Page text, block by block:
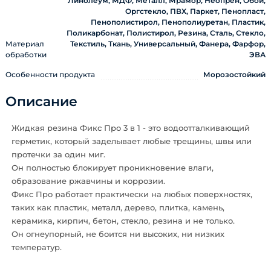
Материал
обработки
Оргстекло, ПВХ, Паркет, Пенопласт,
Пенополистирол, Пенополиуретан, Пластик,
Поликарбонат, Полистирол, Резина, Сталь, Стекло,
Текстиль, Ткань, Универсальный, Фанера, Фарфор,
ЭВА
Особенности продукта Морозостойкий
Описание
Жидкая резина Фикс Про 3 в 1 - это водоотталкивающий
герметик, который заделывает любые трещины, швы или
протечки за один миг.
Он полностью блокирует проникновение влаги,
образование ржавчины и коррозии.
Фикс Про работает практически на любых поверхностях,
таких как пластик, металл, дерево, плитка, камень,
керамика, кирпич, бетон, стекло, резина и не только.
Он огнеупорный, не боится ни высоких, ни низких
температур.